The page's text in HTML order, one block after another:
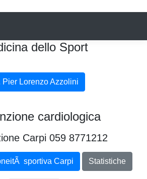
dello Sport
Pier Lorenzo Azzolini
cardiologica
Carpi 059 8771212
sportiva Carpi Statistiche